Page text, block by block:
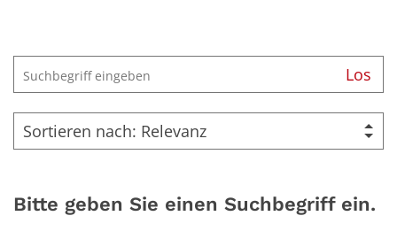
Suche Los
Bitte geben Sie einen Suchbegriff ein.